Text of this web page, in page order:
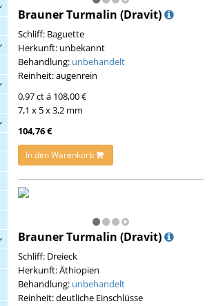
Brauner Turmalin (Dravit)
Schliff: Baguette
Herkunft: unbekannt
Behandlung: unbehandelt
Reinheit: augenrein
0,97 ct á 108,00 €
7,1 x 5 x 3,2 mm
104,76 €
In den Warenkorb
Brauner Turmalin (Dravit)
Schliff: Dreieck
Herkunft: Äthiopien
Behandlung: unbehandelt
Reinheit: deutliche Einschlüsse